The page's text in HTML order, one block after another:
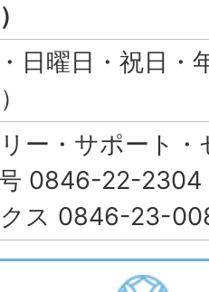
日曜日・祝日・
ー・サポート・
0846-22-2304
ス 0846-23-